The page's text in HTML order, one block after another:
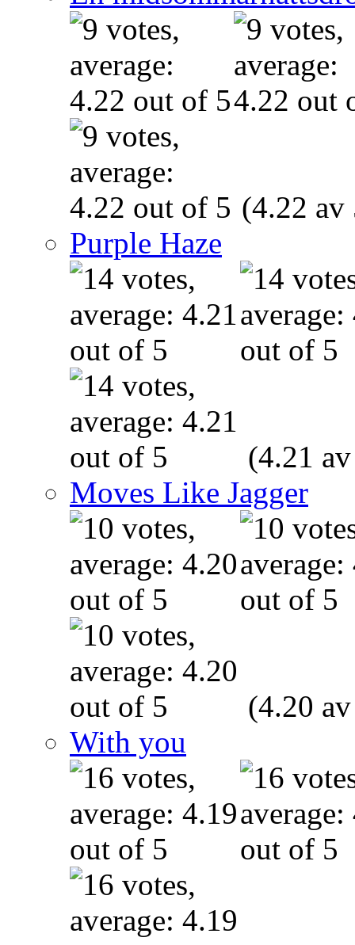
(4.22 av
Purple Haze
(4.21
Moves Like Jagger
(4.20
With you